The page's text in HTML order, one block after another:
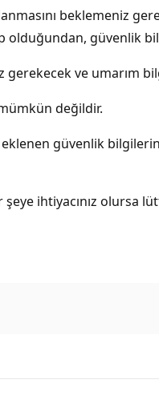
beklemeniz
olduğundan, güvenlik
ve umarım
değildir.
güvenlik
şeye ihtiyacınız olursa